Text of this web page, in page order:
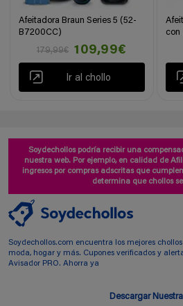
Afeitadora Braun Series 5 (52-
B7200CC)
179,99€
109,99€
Ir al chollo
con
Soydechollos podría recibir una
nuestra web. Por ejemplo, en calidad de
ingresos por compras adscritas que
determina que chollos
Soydechollos.com encuentra los mejores
moda, hogar y más. Cupones verificados y
Avisador PRO. Ahorra ya
Descargar